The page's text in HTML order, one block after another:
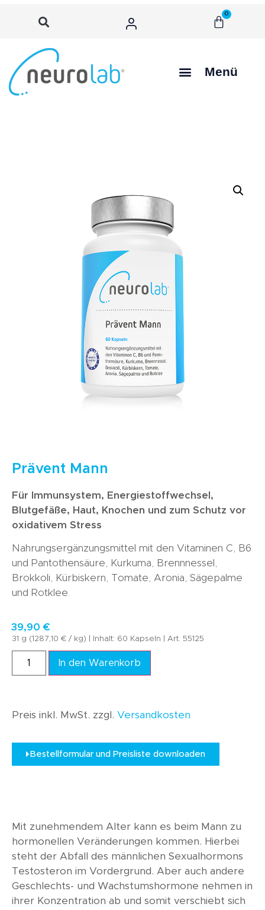
0
Menü
Prävent Mann
Für Immunsystem, Energiestoffwechsel,
Blutgefäße, Haut, Knochen und zum Schutz vor
oxidativem Stress
Nahrungsergänzungsmittel mit den Vitaminen C, B6
und Pantothensäure, Kurkuma, Brennnessel,
Brokkoli, Kürbiskern, Tomate, Aronia, Sägepalme
und Rotklee.
39,90 €
31 g (1287,10 € / kg) | Inhalt: 60 Kapseln | Art. 55125
In den Warenkorb
Preis inkl. MwSt. zzgl. Versandkosten
Bestellformular und Preisliste downloaden
Mit zunehmendem Alter kann es beim Mann zu
hormonellen Veränderungen kommen. Hierbei
steht der Abfall des männlichen Sexualhormons
Testosteron im Vordergrund. Aber auch andere
Geschlechts- und Wachstumshormone nehmen in
ihrer Konzentration ab und somit verschiebt sich